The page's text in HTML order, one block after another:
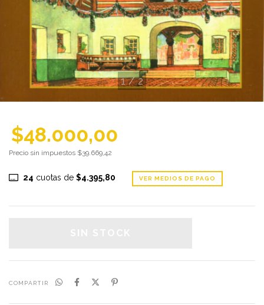
1/2
$48.000,00
Precio sin impuestos $39.669,42
24 cuotas de $4.395,80 VER MEDIOS DE PAGO
COMPARTIR